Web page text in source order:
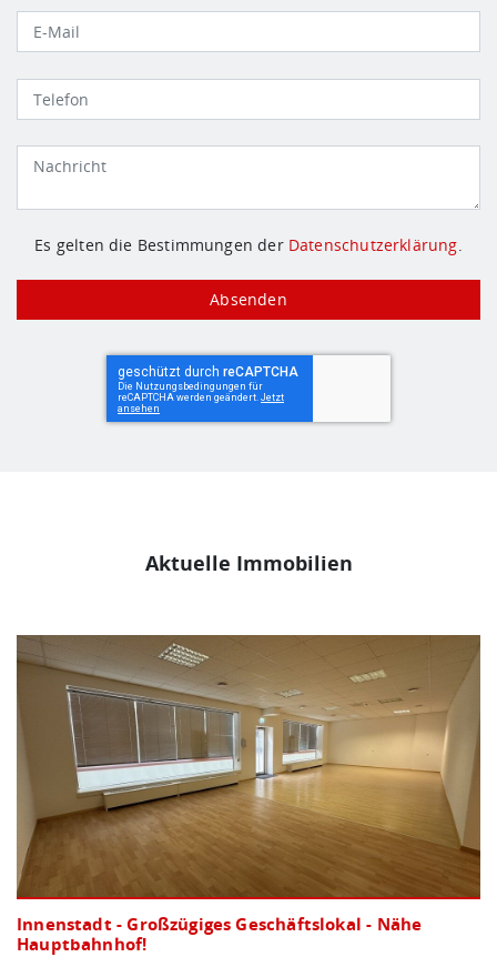
Es gelten die Bestimmungen der Datenschutzerklärung.
Aktuelle Immobilien
Innenstadt - Großzügiges Geschäftslokal - Nähe
Hauptbahnhof!